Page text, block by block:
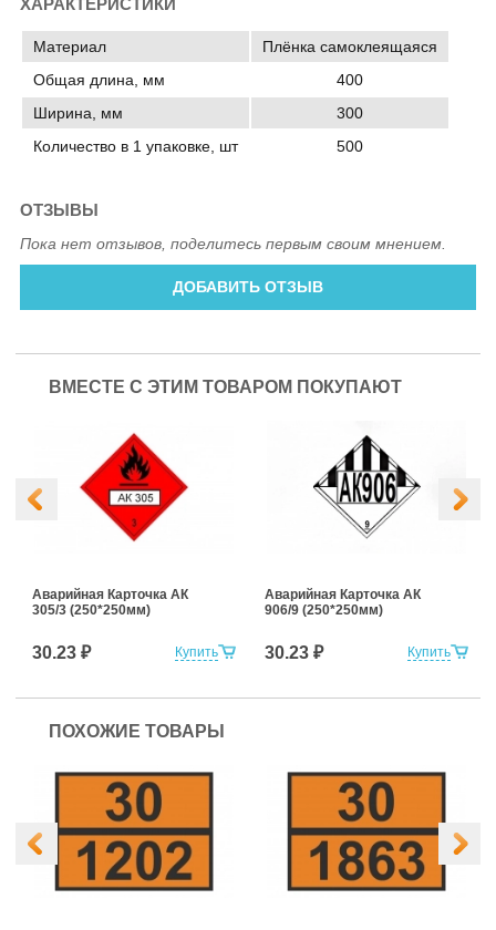
ХАРАКТЕРИСТИКИ
Материал
Плёнка самоклеящаяся
Общая длина, мм
400
Ширина, мм
300
Количество в 1 упаковке, шт
500
ОТЗЫВЫ
Пока нет отзывов, поделитесь первым своим мнением.
ДОБАВИТЬ ОТЗЫВ
ВМЕСТЕ С ЭТИМ ТОВАРОМ ПОКУПАЮТ
Купить
Аварийная Карточка АК
305/3 (250*250мм)
30.23 ₽ Купить
Аварийная Карточка АК
906/9 (250*250мм)
30.23 ₽
ПОХОЖИЕ ТОВАРЫ